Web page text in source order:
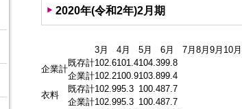
2020年(令和2年)2月期
3月
4月 5月 6月 7月 8月 9月 10月
企業計
既存計102.6101.4104.399.8
企業計102.2100.9103.899.4
衣料
既存計102.995.3 100.487.7
企業計102.995.3 100.487.7